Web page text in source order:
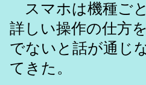
スマホは機種ご
詳しい操作の仕方
でないと話が通じ
てきた。